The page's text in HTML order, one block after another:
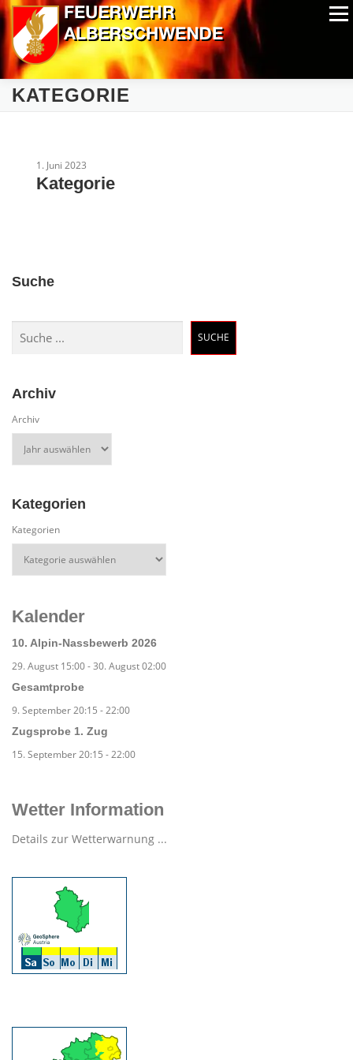
Zum
Inhalt
springen
Menü
ALPIN-NASSWETTBEWERB MITGLIEDER
AUSRÜSTUNG CHRONIK
KATEGORIE
1. Juni 2023
Kategorie
Suche
SUCHE
Archiv
Archiv
Kategorien
Kategorien
Kalender
10. Alpin-Nassbewerb 2026
29. August 15:00-30. August 02:00
Gesamtprobe
9. September 20:15 -22:00
Zugsprobe 1. Zug
15. September 20:15 -22:00
Wetter Information
Details zur Wetterwarnung ...